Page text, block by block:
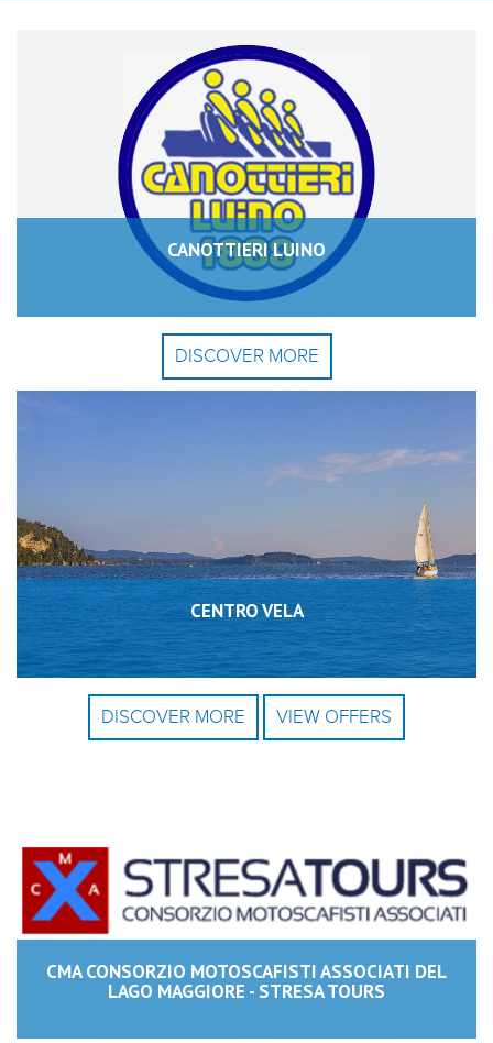
CANOTTIERI LUINO
DISCOVER MORE
CENTRO VELA
DISCOVER MORE VIEW OFFERS
CMA CONSORZIO MOTOSCAFISTI ASSOCIATI DEL
LAGO MAGGIORE - STRESA TOURS